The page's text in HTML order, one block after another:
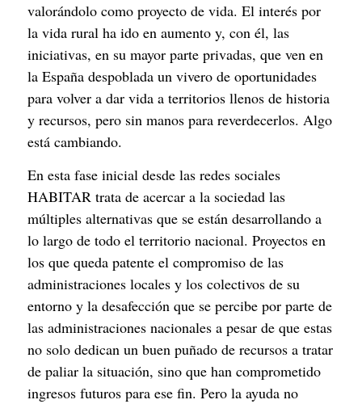
valorándolo como proyecto de vida. El interés por
la vida rural ha ido en aumento y, con él, las
iniciativas, en su mayor parte privadas, que ven en
la España despoblada un vivero de oportunidades
para volver a dar vida a territorios llenos de historia
y recursos, pero sin manos para reverdecerlos. Algo
está cambiando.
En esta fase inicial desde las redes sociales
HABITAR trata de acercar a la sociedad las
múltiples alternativas que se están desarrollando a
lo largo de todo el territorio nacional. Proyectos en
los que queda patente el compromiso de las
administraciones locales y los colectivos de su
entorno y la desafección que se percibe por parte de
las administraciones nacionales a pesar de que estas
no solo dedican un buen puñado de recursos a tratar
de paliar la situación, sino que han comprometido
ingresos futuros para ese fin. Pero la ayuda no